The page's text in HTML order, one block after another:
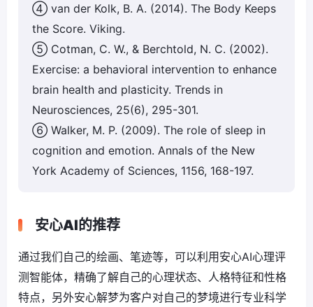
④ van der Kolk, B. A. (2014). The Body Keeps
the Score. Viking.
⑤ Cotman, C. W., & Berchtold, N. C. (2002).
Exercise: a behavioral intervention to enhance
brain health and plasticity. Trends in
Neurosciences, 25(6), 295-301.
⑥ Walker, M. P. (2009). The role of sleep in
cognition and emotion. Annals of the New
York Academy of Sciences, 1156, 168-197.
安心AI的推荐
通过我们自己的绘画、笔迹等，可以利用安心AI心理评
测智能体，精确了解自己的心理状态、人格特征和性格
特点，另外安心解梦为客户对自己的梦境进行专业科学